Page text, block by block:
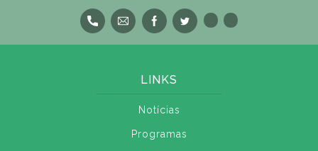
LINKS
Notícias
Programas